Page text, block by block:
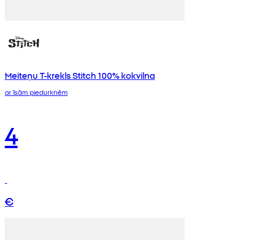
Meiteņu T-krekls Stitch 100% kokvilna
ar īsām piedurknēm
4
€